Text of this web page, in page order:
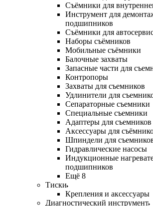
Съёмники для
Инструмент для
подшипников
Съёмники для
Наборы съёмников
Мобильные съёмники
Балочные захваты
Запасные части для
Контропоры
Захваты для съемников
Удлинители для
Сепараторные съемники
Специальные съемники
Адаптеры для съемников
Аксессуары для
Шпиндели для
Гидравлические насосы
Индукционные
подшипников
Ещё 8
Тиски
Крепления и аксессуары
Диагностический инструмент